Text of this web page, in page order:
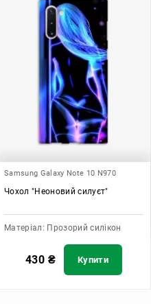
Samsung Galaxy Note 10 N970
Чохол "Неоновий силуєт"
Матеріал: Прозорий силікон
430 ₴ Купити